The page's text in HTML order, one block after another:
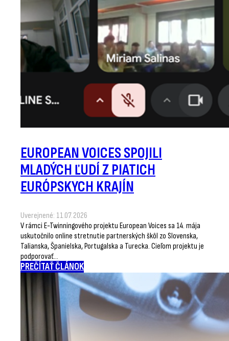
EUROPEAN VOICES SPOJILI
MLADÝCH ĽUDÍ Z PIATICH
EURÓPSKYCH KRAJÍN
Uverejnené: 11.07.2026
V rámci E-Twinningového projektu European Voices sa 14. mája
uskutočnilo online stretnutie partnerských škôl zo Slovenska,
Talianska, Španielska, Portugalska a Turecka. Cieľom projektu je
podporovať…
PREČÍTAŤ ČLÁNOK